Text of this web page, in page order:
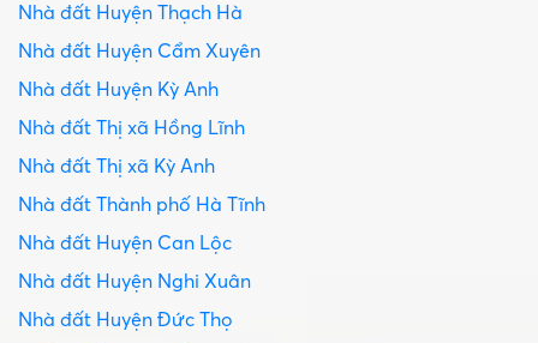
Nhà đất Huyện Thạch Hà
Nhà đất Huyện Cẩm Xuyên
Nhà đất Huyện Kỳ Anh
Nhà đất Thị xã Hồng Lĩnh
Nhà đất Thị xã Kỳ Anh
Nhà đất Thành phố Hà Tĩnh
Nhà đất Huyện Can Lộc
Nhà đất Huyện Nghi Xuân
Nhà đất Huyện Đức Thọ